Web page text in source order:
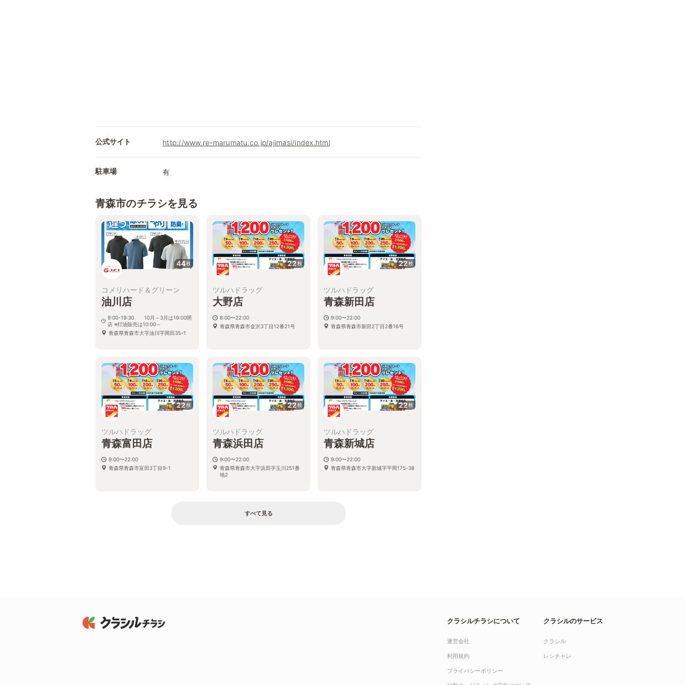
公式サイト http://www.re-marumatu.co.jp/ajimasi/index.html
駐車場 有
青森市のチラシを見る
44枚
コメリハード＆グリーン
油川店
9:00-19:30 10月～3月は19:00閉
店 ※灯油販売は10:00～
青森県青森市大字油川字岡田35-1
22枚
ツルハドラッグ
大野店
8:00〜22:00
青森県青森市金沢3丁目12番21号
22枚
ツルハドラッグ
青森新田店
9:00〜22:00
青森県青森市新田2丁目2番16号
22枚
ツルハドラッグ
青森富田店
9:00〜22:00
青森県青森市富田3丁目9-1
22枚
ツルハドラッグ
青森浜田店
9:00〜22:00
青森県青森市大字浜田字玉川251番
地2
22枚
ツルハドラッグ
青森新城店
9:00〜22:00
青森県青森市大字新城字平岡175-38
すべて見る
クラシルチラシについて
運営会社
利用規約
プライバシーポリシー
クラシルのサービス
クラシル
レシチャレ